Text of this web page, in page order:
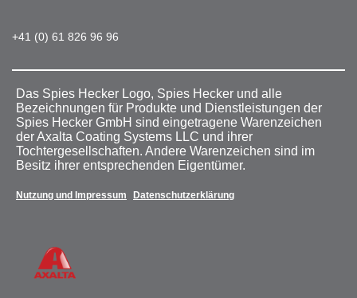
+41 (0) 61 826 96 96
Das Spies Hecker Logo, Spies Hecker und alle
Bezeichnungen für Produkte und Dienstleistungen der
Spies Hecker GmbH sind eingetragene Warenzeichen
der Axalta Coating Systems LLC und ihrer
Tochtergesellschaften. Andere Warenzeichen sind im
Besitz ihrer entsprechenden Eigentümer.
Nutzung und Impressum Datenschutzerklärung